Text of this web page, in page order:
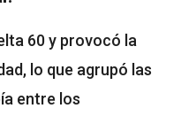
60 y provocó la
lo que agrupó las
entre los